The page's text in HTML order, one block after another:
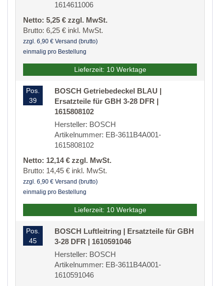
1614611006
Netto: 5,25 € zzgl. MwSt.
Brutto: 6,25 € inkl. MwSt.
zzgl. 6,90 € Versand (brutto)
einmalig pro Bestellung
Lieferzeit: 10 Werktage
Pos.
39
BOSCH Getriebedeckel BLAU |
Ersatzteile für GBH 3-28 DFR |
1615808102
Hersteller: BOSCH
Artikelnummer: EB-3611B4A001-
1615808102
Netto: 12,14 € zzgl. MwSt.
Brutto: 14,45 € inkl. MwSt.
zzgl. 6,90 € Versand (brutto)
einmalig pro Bestellung
Lieferzeit: 10 Werktage
Pos.
45
BOSCH Luftleitring | Ersatzteile für GBH
3-28 DFR | 1610591046
Hersteller: BOSCH
Artikelnummer: EB-3611B4A001-
1610591046